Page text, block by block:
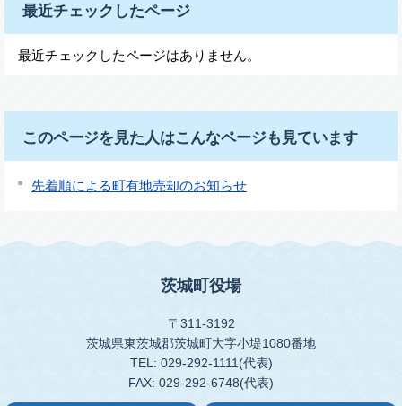
最近チェックしたページ
最近チェックしたページはありません。
このページを見た人はこんなページも見ています
先着順による町有地売却のお知らせ
茨城町役場
〒311-3192
茨城県東茨城郡茨城町大字小堤1080番地
TEL: 029-292-1111(代表)
FAX: 029-292-6748(代表)